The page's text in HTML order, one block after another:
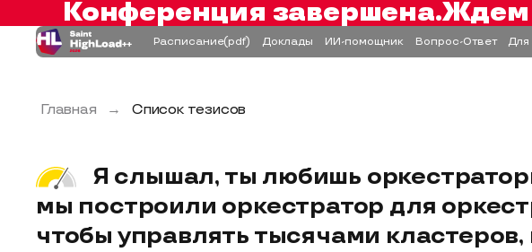
Конференция завершена.Ждем
Расписание(pdf) Доклады ИИ-помощник Вопрос-Ответ Для
Главная → Список тезисов
Я слышал, ты любишь
мы построили оркестратор для
чтобы управлять тысячами кластеров,